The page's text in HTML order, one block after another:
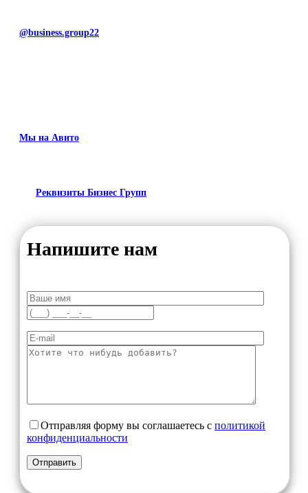
@business.group22
Мы на Авито
Реквизиты Бизнес Групп
Напишите нам
Отправляя форму вы соглашаетесь с политикой
конфиденциальности